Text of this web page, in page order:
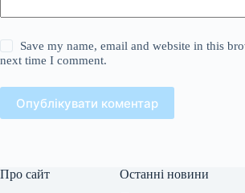
Save my name, email and website in this
next time I comment.
Опублікувати коментар
Про сайт Останні новини